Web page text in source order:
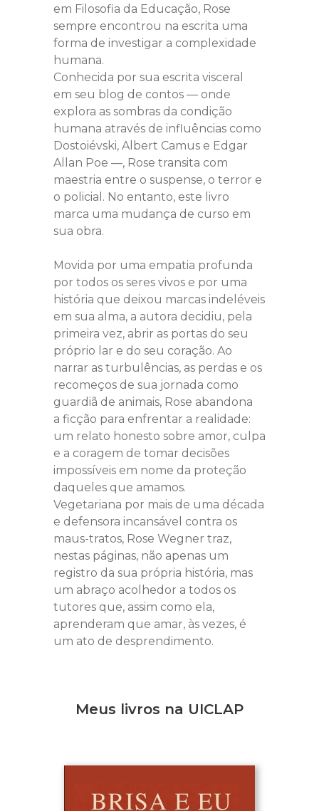
em Filosofia da Educação, Rose
sempre encontrou na escrita uma
forma de investigar a complexidade
humana.
Conhecida por sua escrita visceral
em seu blog de contos — onde
explora as sombras da condição
humana através de influências como
Dostoiévski, Albert Camus e Edgar
Allan Poe —, Rose transita com
maestria entre o suspense, o terror e
o policial. No entanto, este livro
marca uma mudança de curso em
sua obra.
Movida por uma empatia profunda
por todos os seres vivos e por uma
história que deixou marcas indeléveis
em sua alma, a autora decidiu, pela
primeira vez, abrir as portas do seu
próprio lar e do seu coração. Ao
narrar as turbulências, as perdas e os
recomeços de sua jornada como
guardiã de animais, Rose abandona
a ficção para enfrentar a realidade:
um relato honesto sobre amor, culpa
e a coragem de tomar decisões
impossíveis em nome da proteção
daqueles que amamos.
Vegetariana por mais de uma década
e defensora incansável contra os
maus-tratos, Rose Wegner traz,
nestas páginas, não apenas um
registro da sua própria história, mas
um abraço acolhedor a todos os
tutores que, assim como ela,
aprenderam que amar, às vezes, é
um ato de desprendimento.
Meus livros na UICLAP